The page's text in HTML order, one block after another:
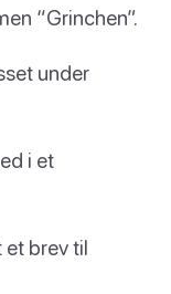
“Grinchen”.
under
i et
et brev til